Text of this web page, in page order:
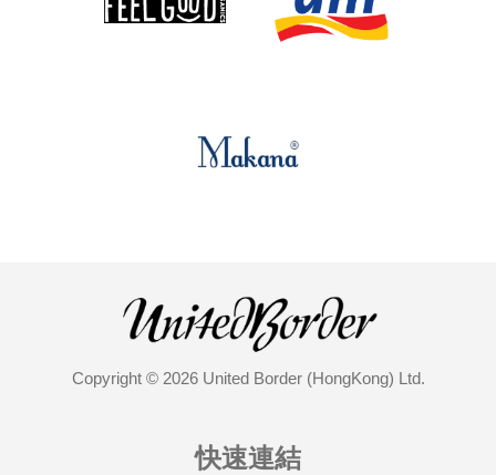
Copyright © 2026 United Border (HongKong) Ltd.
快速連結